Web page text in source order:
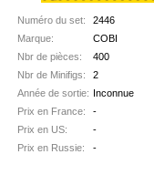
Numéro du set:
2446
Marque:
COBI
Nbr de pièces:
400
Nbr de Minifigs:
2
Année de sortie: Inconnue
Prix en France:
-
Prix en US:
-
Prix en Russie:
-